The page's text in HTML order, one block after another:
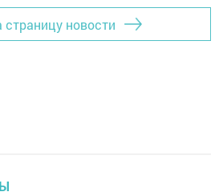
страницу новости